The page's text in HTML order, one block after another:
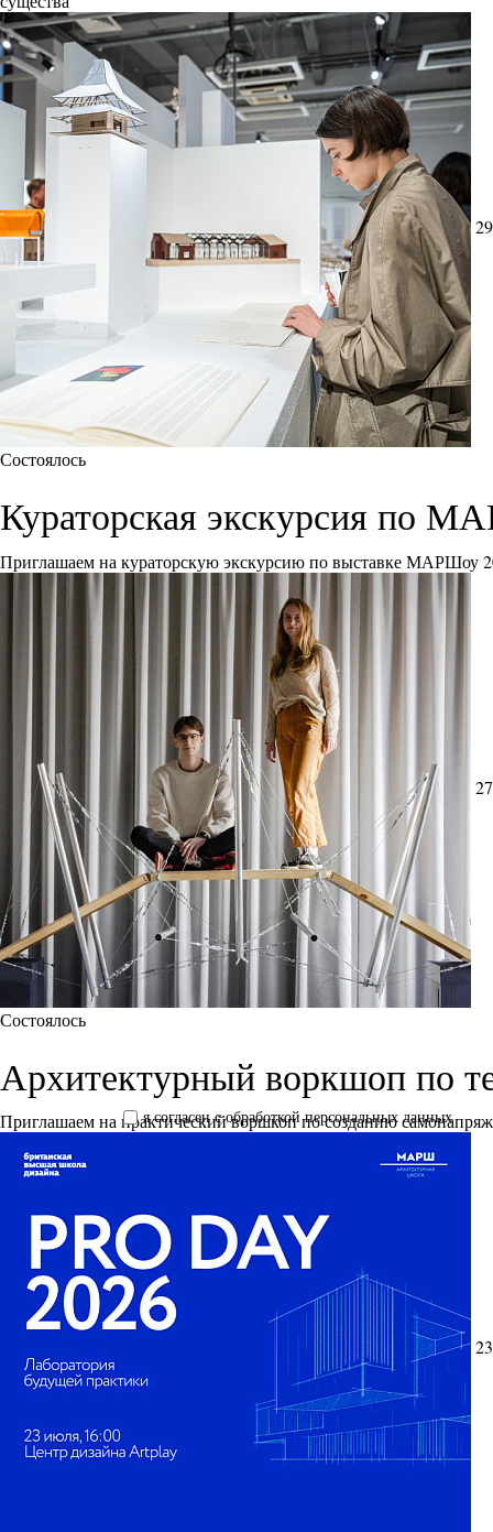
я согласен с обработкой персональных данных
Состоялось
Кураторская экскурсия по
Приглашаем на кураторскую экскурсию по выставке МАРШоу
Состоялось
Архитектурный воркшоп по
Приглашаем на практический воршкоп по созданию